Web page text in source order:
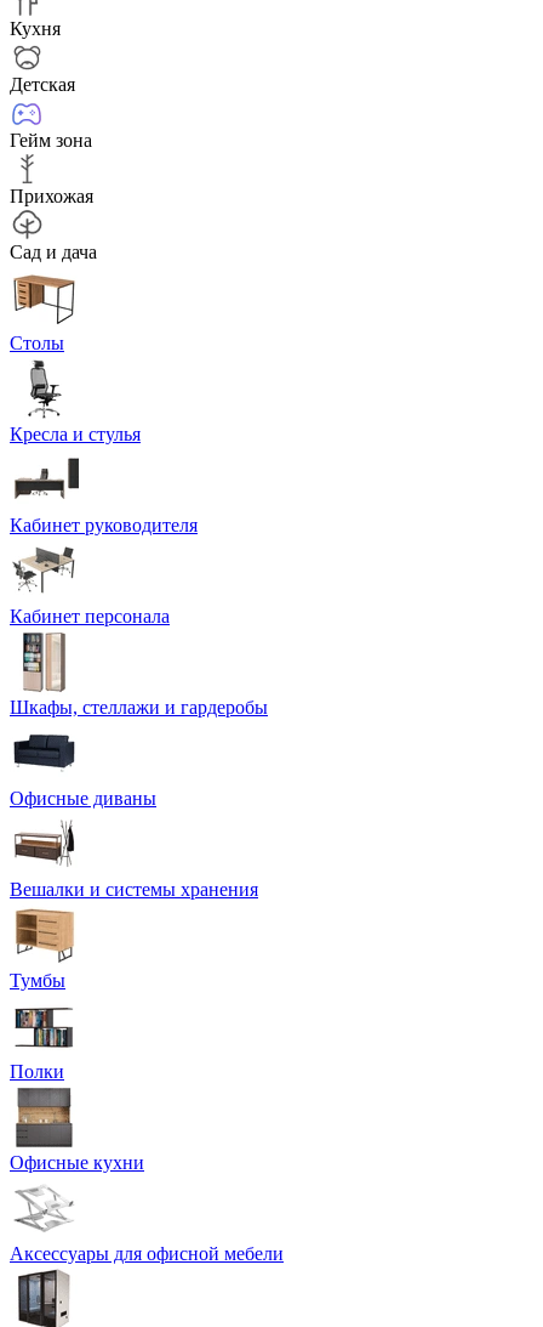
Кухня
Детская
Гейм зона
Прихожая
Сад и дача
Столы
Кресла и стулья
Кабинет руководителя
Кабинет персонала
Шкафы, стеллажи и гардеробы
Офисные диваны
Вешалки и системы хранения
Тумбы
Полки
Офисные кухни
Аксессуары для офисной мебели